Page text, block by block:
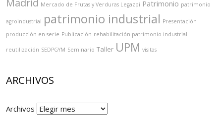
Madrid Mercado de Frutas y Verduras Legazpi Patrimonio patrimonio
agroindustrial patrimonio industrial Presentación
producción en serie Publicación rehabilitación patrimonio industrial
reutilización SEDPGYM Seminario Taller UPM visitas
ARCHIVOS
Archivos